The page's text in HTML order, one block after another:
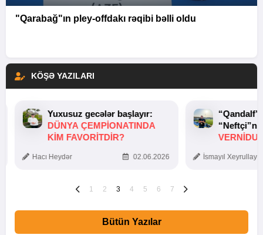
"Qarabağ"ın pley-offdakı rəqibi bəlli oldu
KÖŞƏ YAZILARI
Yuxusuz gecələr başlayır:
DÜNYA ÇEMPIONATINDA
KIM FAVORITDIR?
Hacı Heydər 02.06.2026 İsmayıl
1 2 3 4 5 6 7
Bütün Yazılar